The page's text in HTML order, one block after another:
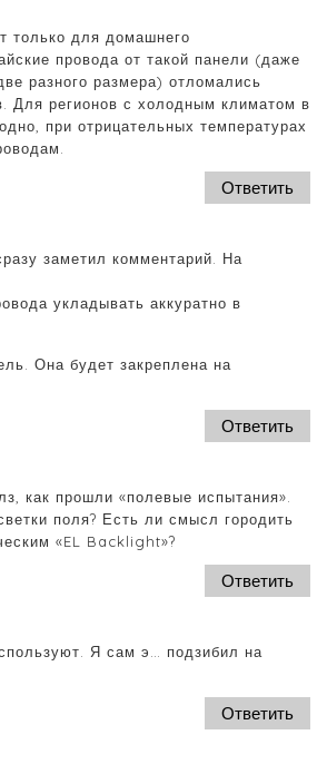
только для домашнего
провода от такой панели (даже
разного размера) отломались
Для регионов с холодным климатом в
при отрицательных температурах
Ответить
заметил комментарий. На
укладывать аккуратно в
Она будет закреплена на
Ответить
как прошли «полевые испытания».
поля? Есть ли смысл городить
«EL Backlight»?
Ответить
Я сам э… подзибил на
Ответить